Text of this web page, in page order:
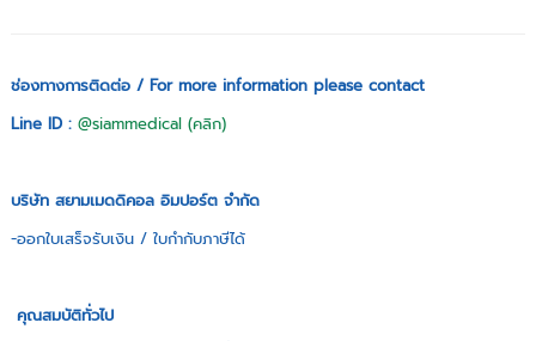
ช่องทางการติดต่อ / For more information please contact
Line ID :@siammedical (คลิก)
บริษัท สยามเมดดิคอล อิมปอร์ต จำกัด
-ออกใบเสร็จรับเงิน / ใบกำกับภาษีได้
คุณสมบัติทั่วไป